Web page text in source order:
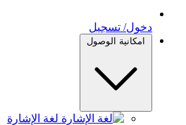
دخول/ تسجيل
امكانية الوصول
لغة الإشارة